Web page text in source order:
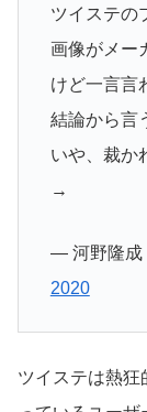
ツイステの
画像がメー
けど一言言
結論から言
いや、裁か
→
— 河野隆成
2020
ツイステは熱狂